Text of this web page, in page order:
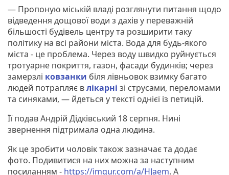
— Пропоную міській владі розглянути питання щодо
відведення дощової води з дахів у переважній
більшості будівель центру та розширити таку
політику на всі райони міста. Вода для будь-якого
міста - це проблема. Через воду швидко руйнується
тротуарне покриття, газон, фасади будинків; через
замерзлі ковзанки біля лівньовок взимку багато
людей потрапляє влікарні зі струсами, переломами
та синяками, — йдеться у тексті однієї із петицій.
Її подав Андрій Дідківський 18 серпня. Нині
звернення підтримала одна людина.
Як це зробити чоловік також зазначає та додає
фото. Подивитися на них можна за наступним
посиланням - https://imgur.com/a/HJaem. А